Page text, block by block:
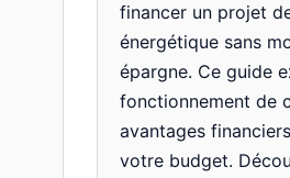
financer un projet
énergétique sans
épargne. Ce guide
fonctionnement de
avantages
votre budget.